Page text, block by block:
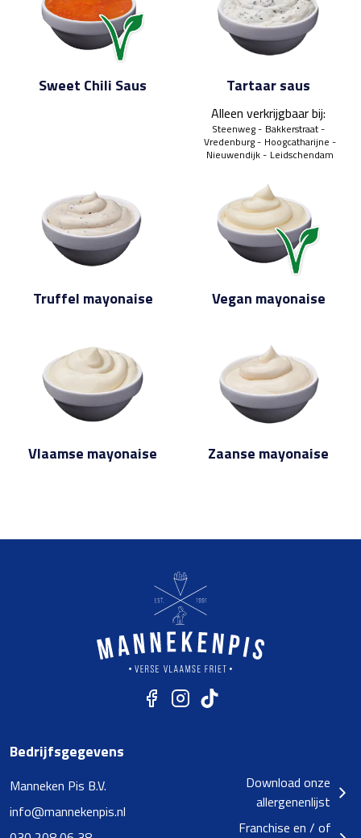
Sweet Chili Saus Tartaar saus
Alleen verkrijgbaar bij:
Steenweg
Bakkerstraat
Vredenburg
Hoogcatharijne
Nieuwendijk
Leidschendam
Truffel mayonaise Vegan mayonaise
Vlaamse mayonaise Zaanse mayonaise
Bedrijfsgegevens
Manneken Pis B.V.
info@mannekenpis.nl
Download onze
allergenenlijst
Franchise en / of